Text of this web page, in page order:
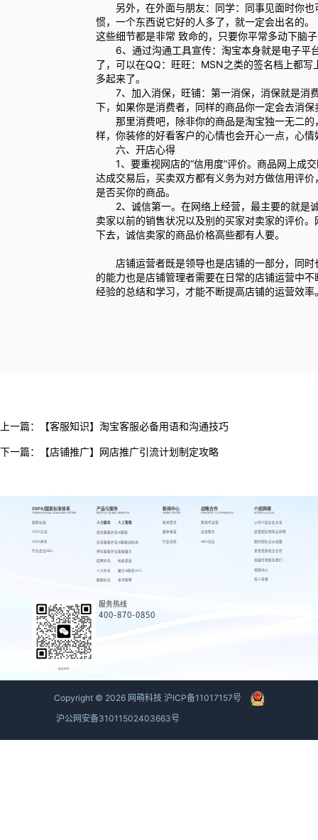
另外，在外面与朋友：同学：同事见面时你也
惯，一个东西说它好的人多了，就一定会出名的。
这些细节都是非常 致命的，只要你平常多动下脑
6、通过沟通工具宣传：淘宝本身就是电子平
了，可以在QQ：旺旺：MSN之类的签名档上都
多起来了。
7、加入消保，旺铺：第一消保，消保就是消
下，如果你是消费者，同样的商品你一定会去消保
那里消费吧，除非你的商品是淘宝独一无二的
样，你装修的好看客户的心情也会开心一点，心
六、开店心得
1、要重视网店的“信用度”评价。商品网上成交
达成交易后，买卖双方都有义务为对方做信用评
是否买你的商品。
2、诚信第一。在网络上经营，最主要的就是
卖家以前的销售状况以及别的买家对卖家的评价
下去，诚信卖家的商品价格高些都有人要。
店铺运营者既是领导也是店铺的一部分，同时
的能力也是店铺管理者需要在日常的店铺运营中
经验的总结和学习，才能不断提高店铺的运营效率
上一篇： 【客服知识】淘宝客服必备用语和沟通技巧
下一篇： 【店铺推广】网店推广引流计划制定攻略
CSPS/国家标准体系
CSPS/NATIONAL STANDARD SYSTEM
国家标准
CSPS认证
CSPS体系
行业会议AIEC
产品与服务
PRODUCTS AND SERVICES
人力服务
游戏客服外包
在线客服外包
呼叫客服外包
招聘外包
人力外包
数据标注
人工智能
AI客服
AI客服训练场
客服魔方
蚂蚁绩效
魔方AI质检VOC
来呗智聘
新闻中心
NEWS CENTER
新闻资讯
媒体报道
行业动态
战略合作
STRATEGIC COOPERATION
跨境代运营
出海服务
AIEC论坛
介绍网萌
INTRODUCE US
公司介绍
高管团队
顾问团队
荣誉资质
发展历程
视频中心
萌人萌事
企业文化
网萌吉祥物
合伙加盟
校企合作
联系我们
商务联系
服务热线
400-870-0850
Copyright © 2026 网萌科技 沪ICP备11017157号
沪公网安备31011502403663号